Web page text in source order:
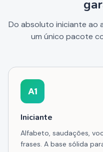
Do absoluto iniciante
um único pacote
A1
Iniciante
Alfabeto, saudações,
frases. A base sólida